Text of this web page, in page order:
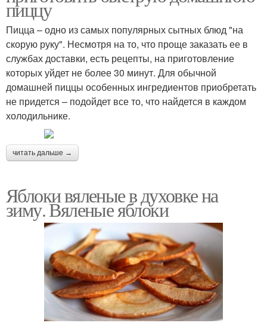
пиццу
Пицца – одно из самых популярных сытных блюд "на
скорую руку". Несмотря на то, что проще заказать ее в
службах доставки, есть рецепты, на приготовление
которых уйдет не более 30 минут. Для обычной
домашней пиццы особенных ингредиентов приобретать
не придется – подойдет все то, что найдется в каждом
холодильнике.
читать дальше →
Яблоки вяленые в духовке на
зиму. Вяленые яблоки